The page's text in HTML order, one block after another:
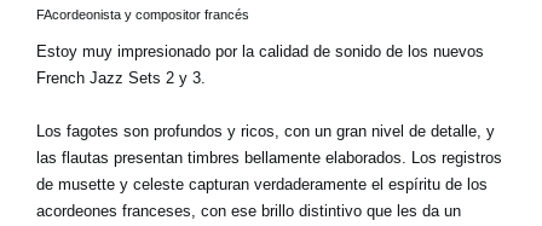
FAcordeonista y compositor francés
Estoy muy impresionado por la calidad de sonido de los nuevos
French Jazz Sets 2 y 3.
Los fagotes son profundos y ricos, con un gran nivel de detalle, y
las flautas presentan timbres bellamente elaborados. Los registros
de musette y celeste capturan verdaderamente el espíritu de los
acordeones franceses, con ese brillo distintivo que les da un